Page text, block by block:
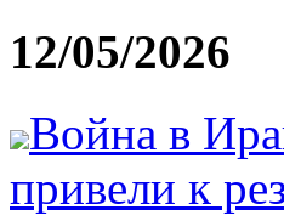
12/05/2026
Война в
привели к